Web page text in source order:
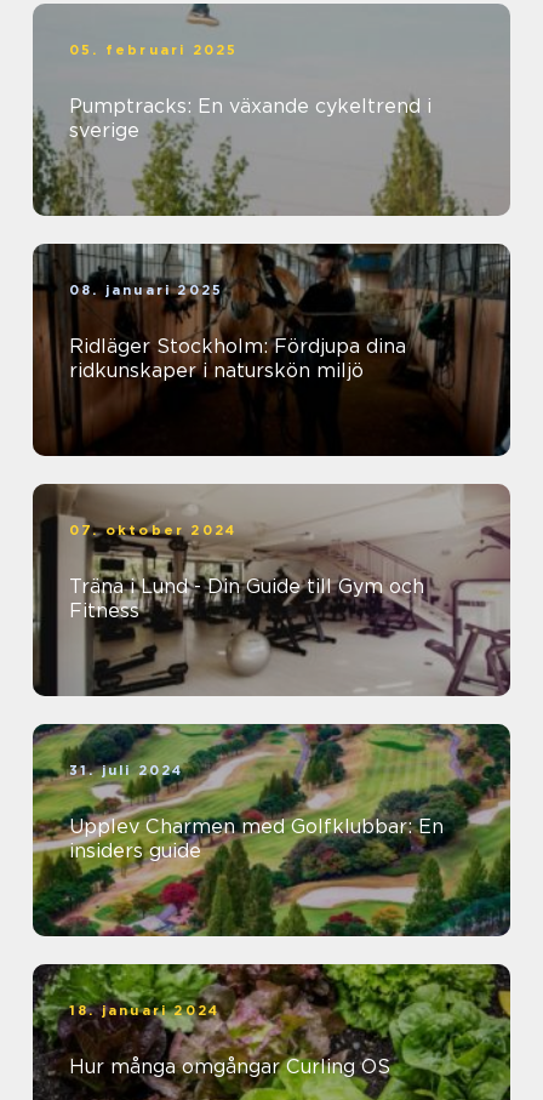
05. februari 2025
Pumptracks: En växande cykeltrend i
sverige
08. januari 2025
Ridläger Stockholm: Fördjupa dina
ridkunskaper i naturskön miljö
07. oktober 2024
Träna i Lund - Din Guide till Gym och
Fitness
31. juli 2024
Upplev Charmen med Golfklubbar: En
insiders guide
18. januari 2024
Hur många omgångar Curling OS